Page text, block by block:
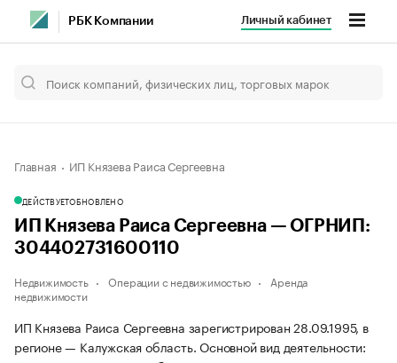
РБК Компании Личный кабинет
Главная ИП Князева Раиса Сергеевна
ДЕЙСТВУЕТОБНОВЛЕНО
ИП Князева Раиса Сергеевна — ОГРНИП:
304402731600110
Недвижимость Операции с недвижимостью
Аренда
недвижимости
ИП Князева Раиса Сергеевна зарегистрирован 28.09.1995, в
регионе — Калужская область. Основной вид деятельности: